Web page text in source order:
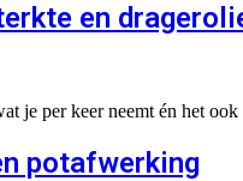
en
je per keer neemt én het
potafwerking